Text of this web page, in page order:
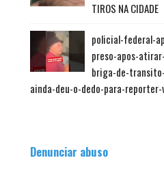
TIROS NA CIDADE
policial-federal-
preso-apos-
briga-de-
ainda-deu-o-dedo-para-
Denunciar abuso